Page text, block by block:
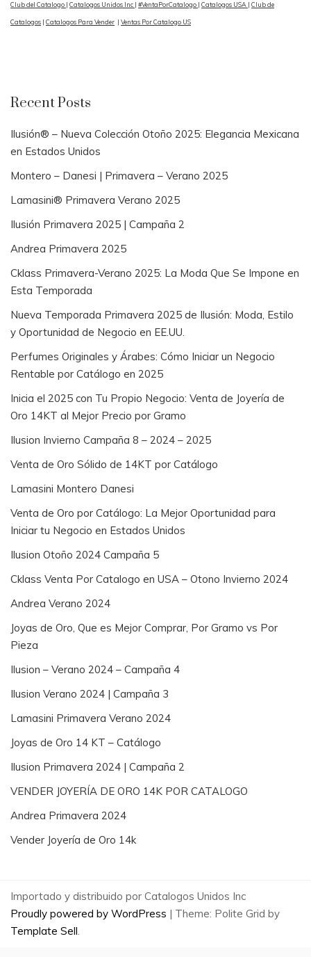
Club del Catalogo | Catalogos Unidos Inc | #VentaPorCatalogo | Catalogos USA | Club de
Catalogos | Catalogos Para Vender | Ventas Por Catalogo US
Recent Posts
Ilusión® – Nueva Colección Otoño 2025: Elegancia Mexicana
en Estados Unidos
Montero – Danesi | Primavera – Verano 2025
Lamasini® Primavera Verano 2025
Ilusión Primavera 2025 | Campaña 2
Andrea Primavera 2025
Cklass Primavera-Verano 2025: La Moda Que Se Impone en
Esta Temporada
Nueva Temporada Primavera 2025 de Ilusión: Moda, Estilo
y Oportunidad de Negocio en EE.UU.
Perfumes Originales y Árabes: Cómo Iniciar un Negocio
Rentable por Catálogo en 2025
Inicia el 2025 con Tu Propio Negocio: Venta de Joyería de
Oro 14KT al Mejor Precio por Gramo
Ilusion Invierno Campaña 8 – 2024 – 2025
Venta de Oro Sólido de 14KT por Catálogo
Lamasini Montero Danesi
Venta de Oro por Catálogo: La Mejor Oportunidad para
Iniciar tu Negocio en Estados Unidos
Ilusion Otoño 2024 Campaña 5
Cklass Venta Por Catalogo en USA – Otono Invierno 2024
Andrea Verano 2024
Joyas de Oro, Que es Mejor Comprar, Por Gramo vs Por
Pieza
Ilusion – Verano 2024 – Campaña 4
Ilusion Verano 2024 | Campaña 3
Lamasini Primavera Verano 2024
Joyas de Oro 14 KT – Catálogo
Ilusion Primavera 2024 | Campaña 2
VENDER JOYERÍA DE ORO 14K POR CATALOGO
Andrea Primavera 2024
Vender Joyería de Oro 14k
Importado y distribuido por Catalogos Unidos Inc
Proudly powered by WordPress | Theme: Polite Grid by
Template Sell.